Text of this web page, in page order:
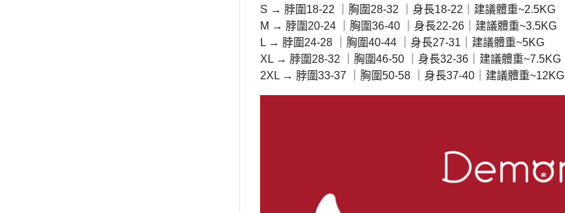
S → 脖圍18-22 ｜胸圍28-32 ｜身長18-22｜建議體重~2.5KG
M → 脖圍20-24 ｜胸圍36-40 ｜身長22-26｜建議體重~3.5KG
L → 脖圍24-28 ｜胸圍40-44 ｜身長27-31｜建議體重~5KG
XL → 脖圍28-32 ｜胸圍46-50 ｜身長32-36｜建議體重~7.5KG
2XL → 脖圍33-37 ｜胸圍50-58 ｜身長37-40｜建議體重~12KG